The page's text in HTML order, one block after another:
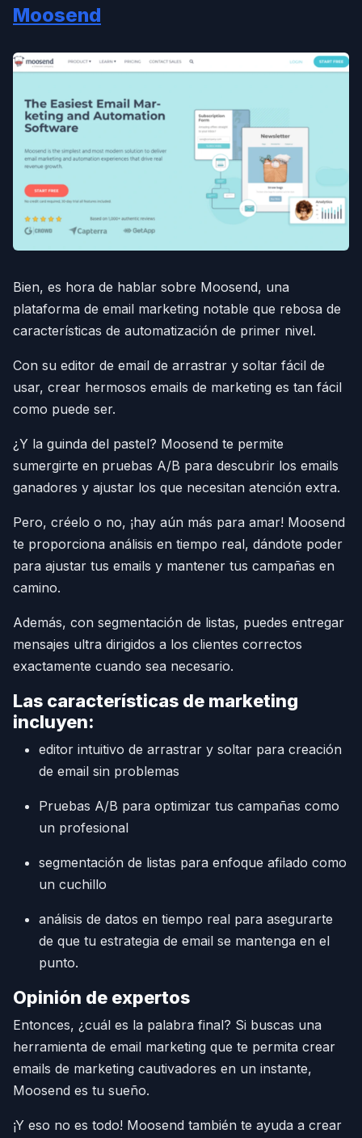
Moosend
Bien, es hora de hablar sobre Moosend, una
plataforma de email marketing notable que rebosa de
características de automatización de primer nivel.
Con su editor de email de arrastrar y soltar fácil de
usar, crear hermosos emails de marketing es tan fácil
como puede ser.
¿Y la guinda del pastel? Moosend te permite
sumergirte en pruebas A/B para descubrir los emails
ganadores y ajustar los que necesitan atención extra.
Pero, créelo o no, ¡hay aún más para amar! Moosend
te proporciona análisis en tiempo real, dándote poder
para ajustar tus emails y mantener tus campañas en
camino.
Además, con segmentación de listas, puedes entregar
mensajes ultra dirigidos a los clientes correctos
exactamente cuando sea necesario.
Las características de marketing
incluyen:
editor intuitivo de arrastrar y soltar para creación
de email sin problemas
Pruebas A/B para optimizar tus campañas como
un profesional
segmentación de listas para enfoque afilado como
un cuchillo
análisis de datos en tiempo real para asegurarte
de que tu estrategia de email se mantenga en el
punto.
Opinión de expertos
Entonces, ¿cuál es la palabra final? Si buscas una
herramienta de email marketing que te permita crear
emails de marketing cautivadores en un instante,
Moosend es tu sueño.
¡Y eso no es todo! Moosend también te ayuda a crear